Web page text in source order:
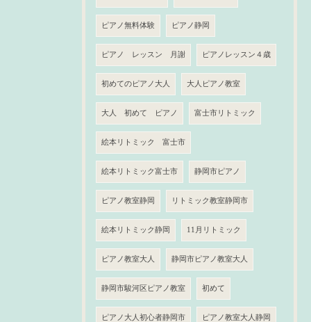
ピアノ無料体験 ピアノ静岡
ピアノ レッスン 月謝 ピアノレッスン４歳
初めてのピアノ大人 大人ピアノ教室
大人 初めて ピアノ 富士市リトミック
絵本リトミック 富士市
絵本リトミック富士市 静岡市ピアノ
ピアノ教室静岡 リトミック教室静岡市
絵本リトミック静岡 11月リトミック
ピアノ教室大人 静岡市ピアノ教室大人
静岡市駿河区ピアノ教室 初めて
ピアノ大人初心者静岡市 ピアノ教室大人静岡